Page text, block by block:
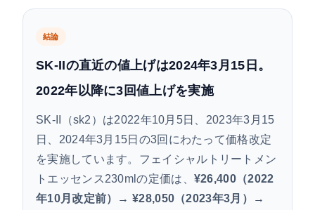
SK-IIは今後また値上げする？買い時の判断基準
値上げ後でもSK-IIを安く手に入れる方法
まとめ：SK-II値上げの要点
結論
SK-IIの直近の値上げは2024年3月15日。
2022年以降に3回値上げを実施
SK-II（sk2）は2022年10月5日、2023年3月15
日、2024年3月15日の3回にわたって価格改定
を実施しています。フェイシャルトリートメン
トエッセンス230mlの定価は、 ¥26,400（2022
年10月改定前）→ ¥28,050（2023年3月）→